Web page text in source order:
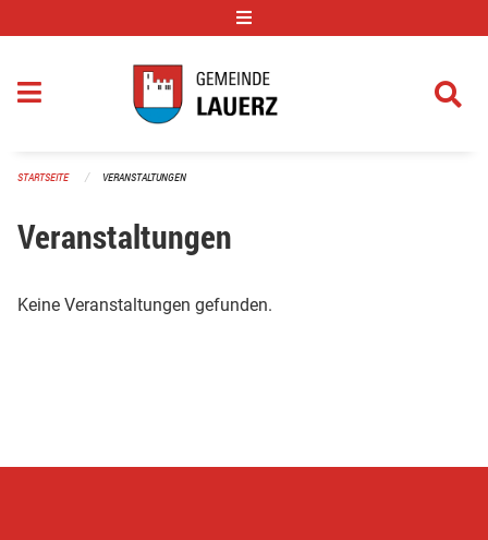
STARTSEITE VERANSTALTUNGEN
Veranstaltungen
Keine Veranstaltungen gefunden.